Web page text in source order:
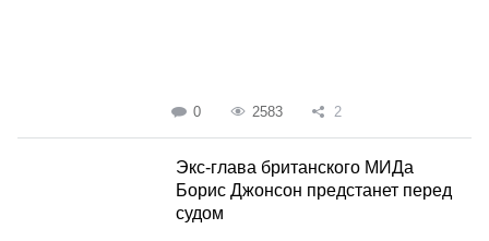
0 2583 2
Экс-глава британского МИДа
Борис Джонсон предстанет перед
судом